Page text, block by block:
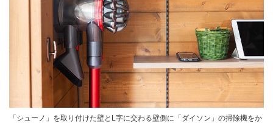
「シューノ」を取り付けた壁とL字に交わる壁側に「ダイソン」の掃除機をか